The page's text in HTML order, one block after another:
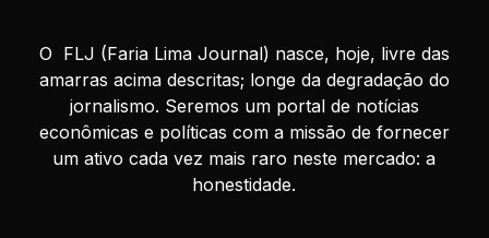
O FLJ (Faria Lima Journal) nasce, hoje, livre das
amarras acima descritas; longe da degradação do
jornalismo. Seremos um portal de notícias
econômicas e políticas com a missão de fornecer
um ativo cada vez mais raro neste mercado: a
honestidade.